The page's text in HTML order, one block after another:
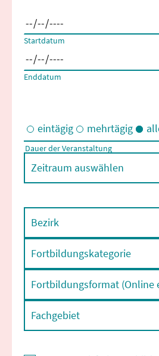
Startdatum
Enddatum
Eintägige und/oder mehrtägige
eintägig mehrtägig
Dauer der Veranstaltung
Zeitraum auswählen
Bezirk
Fortbildungskategorie
Fortbildungsformat (Online
Fachgebiet